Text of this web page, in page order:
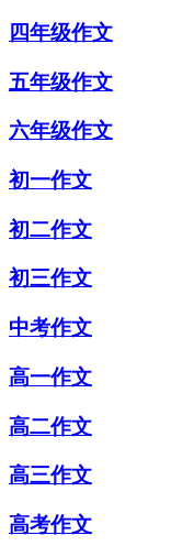
四年级作文
五年级作文
六年级作文
初一作文
初二作文
初三作文
中考作文
高一作文
高二作文
高三作文
高考作文